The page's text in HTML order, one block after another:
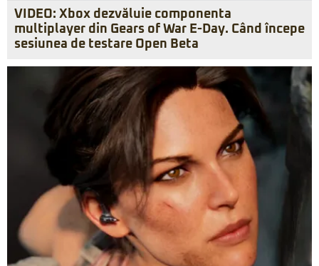
VIDEO: Xbox dezvăluie componenta
multiplayer din Gears of War E-Day. Când începe
sesiunea de testare Open Beta